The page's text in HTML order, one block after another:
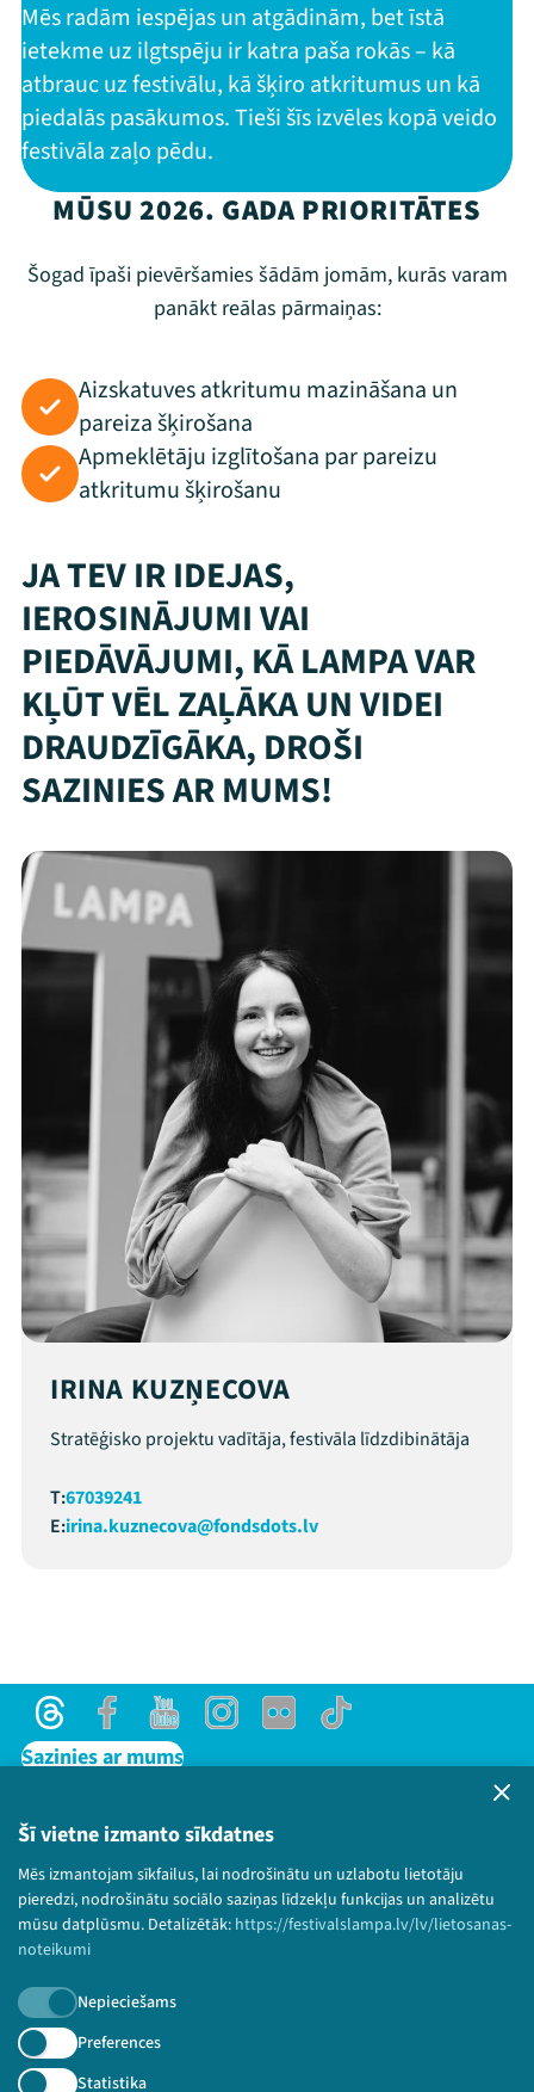
Šī vietne izmanto sīkdatnes
Mēs izmantojam sīkfailus, lai nodrošinātu un uzlabotu lietotāju
pieredzi, nodrošinātu sociālo saziņas līdzekļu funkcijas un analizētu
mūsu datplūsmu. Detalizētāk: https://festivalslampa.lv/lv/lietosanas-
noteikumi
Nepieciešams
Preferences
Statistika
Mēs radām iespējas un atgādinām, bet īstā
ietekme uz ilgtspēju ir katra paša rokās – kā
atbrauc uz festivālu, kā šķiro atkritumus un kā
piedalās pasākumos. Tieši šīs izvēles kopā veido
festivāla zaļo pēdu.
MŪSU 2026. GADA PRIORITĀTES
Šogad īpaši pievēršamies šādām jomām, kurās varam
panākt reālas pārmaiņas:
Aizskatuves atkritumu mazināšana un
pareiza šķirošana
Apmeklētāju izglītošana par pareizu
atkritumu šķirošanu
JA TEV IR IDEJAS,
IEROSINĀJUMI VAI
PIEDĀVĀJUMI, KĀ LAMPA VAR
KĻŪT VĒL ZAĻĀKA UN VIDEI
DRAUDZĪGĀKA, DROŠI
SAZINIES AR MUMS!
IRINA KUZŅECOVA
Stratēģisko projektu vadītāja, festivāla līdzdibinātāja
T:67039241
E:irina.kuznecova@fondsdots.lv
ThreadsFacebookYoutubeInstagram
Flick TikTok
Sazinies ar mums
Lietošanas noteikumi un sīkdatņu politika
Bērnu aizsardzības politika
© 2026 Sarunu festivāls LAMPA Visas tiesības
paturētas.
Piesakies jaunumiem!